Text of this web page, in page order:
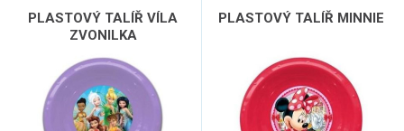
PLASTOVÝ TALÍŘ VÍLA
ZVONILKA
PLASTOVÝ TALÍŘ MINNIE